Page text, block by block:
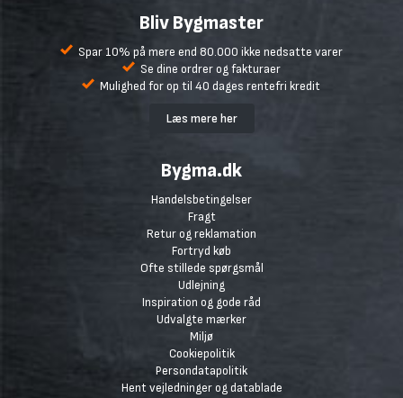
Bliv Bygmaster
Spar 10% på mere end 80.000 ikke nedsatte varer
Se dine ordrer og fakturaer
Mulighed for op til 40 dages rentefri kredit
Læs mere her
Bygma.dk
Handelsbetingelser
Fragt
Retur og reklamation
Fortryd køb
Ofte stillede spørgsmål
Udlejning
Inspiration og gode råd
Udvalgte mærker
Miljø
Cookiepolitik
Persondatapolitik
Hent vejledninger og datablade